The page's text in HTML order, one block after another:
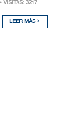
• VISITAS: 3217
LEER MÁS